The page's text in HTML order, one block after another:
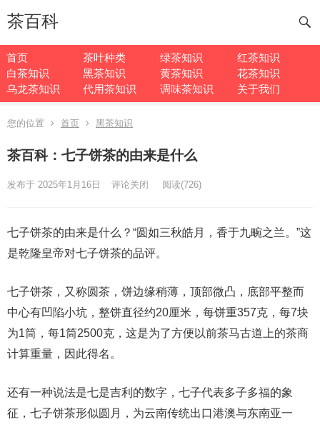
茶百科
首页 茶叶种类 绿茶知识
红茶知识
白茶知识
黑茶知识 黄茶知识
花茶知识
乌龙茶知识
代用茶知识 调味茶知识 关于我们
您的位置 首页 黑茶知识
茶百科：七子饼茶的由来是什么
发布于 2025年1月16日 评论关闭 阅读(726)
七子饼茶的由来是什么？“圆如三秋皓月，香于九畹之兰。”这
是乾隆皇帝对七子饼茶的品评。
七子饼茶，又称圆茶，饼边缘稍薄，顶部微凸，底部平整而
中心有凹陷小坑，整饼直径约20厘米，每饼重357克，每7块
为1筒，每1筒2500克，这是为了方便以前茶马古道上的茶商
计算重量，因此得名。
还有一种说法是七是吉利的数字，七子代表多子多福的象
征，七子饼茶形似圆月，为云南传统出口港澳与东南亚一